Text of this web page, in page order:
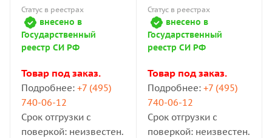
Статус в реестрах
внесено в
Государственный
реестр СИ РФ
Товар под заказ.
Подробнее: +7 (495)
740-06-12
Срок отгрузки с
поверкой: неизвестен.
Статус в реестрах
внесено в
Государственный
реестр СИ РФ
Товар под заказ.
Подробнее: +7 (495)
740-06-12
Срок отгрузки с
поверкой: неизвестен.